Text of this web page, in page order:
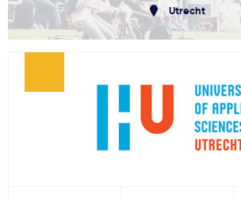
Stojimo anketa
Kur studijuoti?
Utrecht